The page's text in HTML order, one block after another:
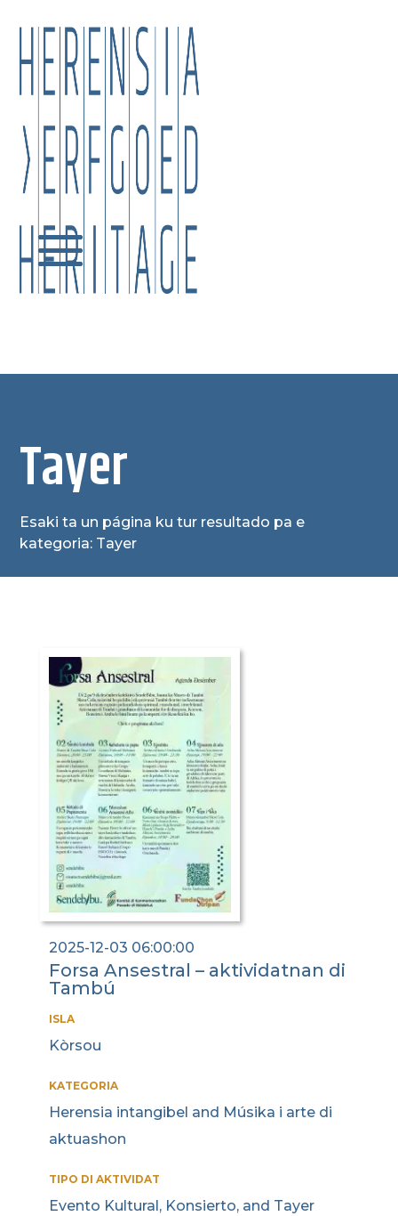
Tayer
Esaki ta un página ku tur resultado pa e
kategoria: Tayer
2025-12-03 06:00:00
Forsa Ansestral – aktividatnan di
Tambú
ISLA
Kòrsou
KATEGORIA
Herensia intangibel and Músika i arte di
aktuashon
TIPO DI AKTIVIDAT
Evento Kultural, Konsierto, and Tayer